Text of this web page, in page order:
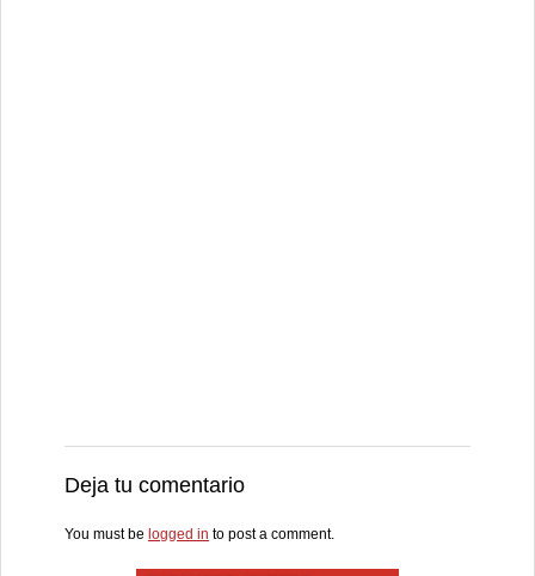
Deja tu comentario
You must be logged in to post a comment.